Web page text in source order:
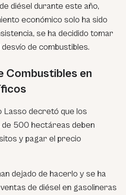
diésel durante este año,
económico solo ha sido
se ha decidido tomar
de combustibles.
Combustibles en
Lasso decretó que los
500 hectáreas deben
y pagar el precio
dejado de hacerlo y se ha
de diésel en gasolineras